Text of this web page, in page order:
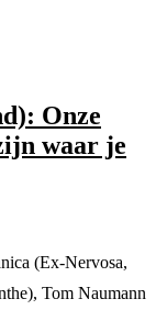
Onze
waar je
(Ex-Nervosa,
Tom Naumann